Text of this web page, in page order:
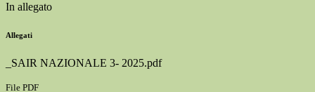
In allegato
Allegati
_SAIR NAZIONALE 3- 2025.pdf
File PDF